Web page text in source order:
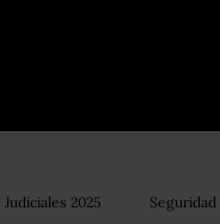
2025 Seguridad